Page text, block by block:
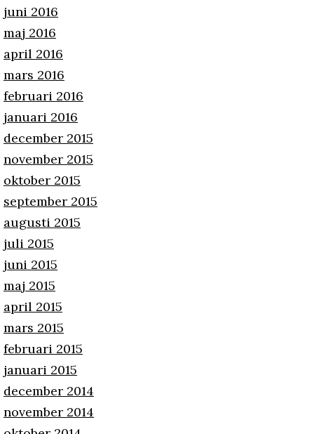
juni 2016
maj 2016
april 2016
mars 2016
februari 2016
januari 2016
december 2015
november 2015
oktober 2015
september 2015
augusti 2015
juli 2015
juni 2015
maj 2015
april 2015
mars 2015
februari 2015
januari 2015
december 2014
november 2014